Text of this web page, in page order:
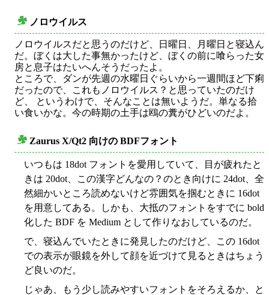
ノロウイルス
ノロウイルスだと思うのだけど、日曜日、月曜日と寝込ん
だ。ぼくは大した事無かったけど、ぼくの前に喰らった女
房と息子はたいへんそうだったよ。
ところで、ダンが先週の水曜日ぐらいから一週間ほど下痢
だったので、これもノロウイルス？と思っていたのだけ
ど、 というわけで、そんなことは無いようだ。単なる拾
い食いかな。今の時期の土手は鴎の糞がひどいのだよ。
Zaurus X/Qt2 向けの BDFフォント
いつもは 18dot フォントを愛用していて、目が疲れたと
きは 20dot、この漢字どんなの？のとき向けに 24dot、全
然細かいところ読めないけど雰囲気を掴むときに 16dot
を用意してある。しかも、大抵のフォントをすでに bold
化した BDF を Medium として作りなおしているのだ。
で、寝込んでいたときに発見したのだけど、この 16dot
での表示が眼鏡を外して顔を近づけて見るときはちょう
ど良いのだ。
じゃあ、もう少し読みやすいフォントをそろえるか、と